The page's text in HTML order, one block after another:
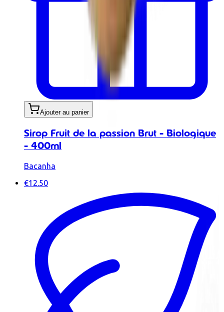
Ajouter au panier
Sirop Fruit de la passion Brut - Biologique
- 400ml
Bacanha
€12.50